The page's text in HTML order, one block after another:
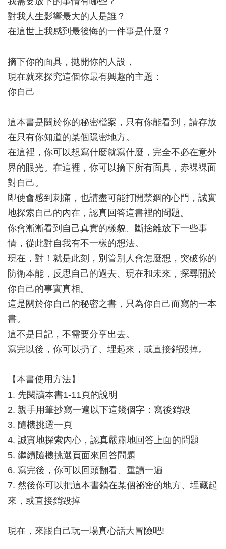
對我人生影響最大的人是誰？
在這世上我感到最後悔的一件事是什麼？
摘下你的面具，拋開你的人設，
現在就來探究這個你最有興趣的主題：
你自己
這本書是關於你的秘密檔案，只有你能看到，請存放
在只有你知道的某個隱密地方。
在這裡，你可以想寫什麼就寫什麼，完全不必在意外
界的眼光。在這裡，你可以摘下所有面具，赤裸裸面
對自己。
即使會感到刺痛，也請盡可能打開禁錮的心門，誠實
地探索自己的內在，認真回答這書裡的問題。
你會漸漸看到自己真實的樣貌、斷捨離放下一些事
情，從此對自我有不一樣的想法。
現在，對！就是此刻，別管別人會怎麼想，突破你的
防衛本能，反思自己的過去、現在和未來，探尋關於
你自己的事實真相。
這是關於你自己的秘密之書，只為你自己而寫的一本
書。
這不是日記，不需要分享出去。
寫完以後，你可以扔了、埋起來，或直接銷毀掉。
【本書使用方法】
1. 先閱讀本書1-11頁的說明
2. 親手用筆抄寫一遍以下這幾個字：寫後銷毀
3. 隨機挑選一頁
4. 誠實地探索內心，認真嚴肅地回答上面的問題
5. 繼續隨機挑選頁面來回答問題
6. 寫完後，你可以回頭翻看、重讀一遍
7. 然後你可以把這本書鎖在某個祕密的地方、埋藏起
來，或直接銷毀掉
現在，來跟自己玩一場真心話大冒險吧!